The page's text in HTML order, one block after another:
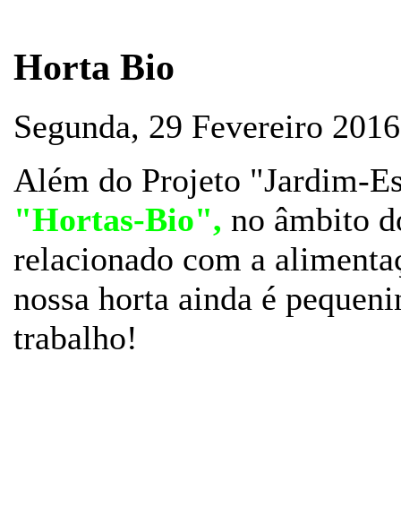
Horta Bio
Segunda, 29 Fevereiro
Além do Projeto "Jardim-
"Hortas-Bio", no âmbito
relacionado com a
nossa horta ainda é
trabalho!